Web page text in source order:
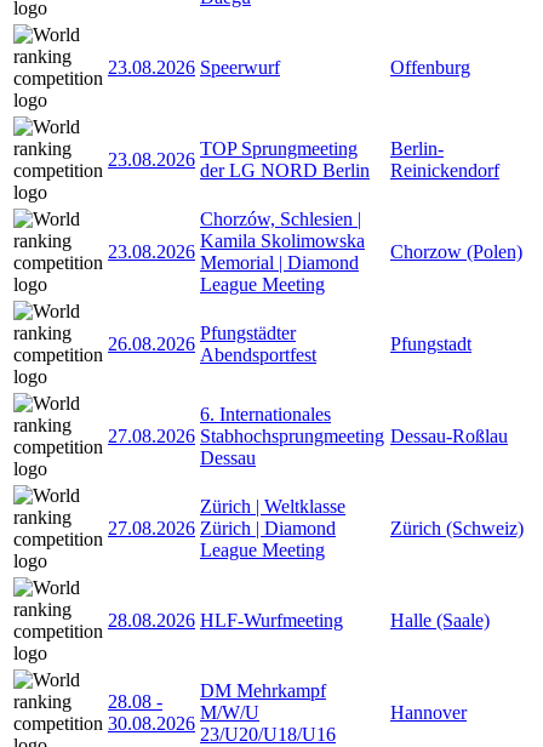
23.08.2026 Speerwurf Offenburg
23.08.2026
TOP Sprungmeeting
der LG NORD Berlin
Berlin-
Reinickendorf
23.08.2026
Chorzów, Schlesien |
Kamila Skolimowska
Memorial | Diamond
League Meeting
Chorzow (Polen)
26.08.2026
Pfungstädter
Abendsportfest
Pfungstadt
27.08.2026
6. Internationales
Stabhochsprungmeeting
Dessau
Dessau-Roßlau
27.08.2026
Zürich | Weltklasse
Zürich | Diamond
League Meeting
Zürich (Schweiz)
28.08.2026 HLF-Wurfmeeting Halle (Saale)
28.08 -
30.08.2026
DM Mehrkampf
M/W/U
23/U20/U18/U16
Hannover